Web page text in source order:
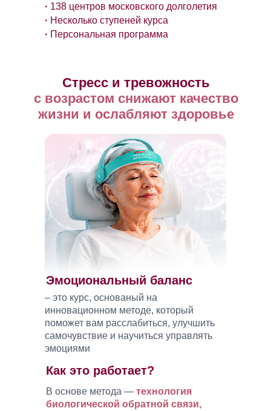
· 138 центров московского долголетия
· Несколько ступеней курса
· Персональная программа
Стресс и тревожность
с возрастом снижают качество
жизни и ослабляют здоровье
Эмоциональный баланс
– это курс, основаный на
инновационном методе, который
поможет вам расслабиться, улучшить
самочувствие и научиться управлять
эмоциями
Как это работает?
В основе метода — технология
биологической обратной связи,